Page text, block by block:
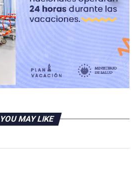
con El Salvador y Honduras en IV
de Los Chorros
YOU MAY LIKE